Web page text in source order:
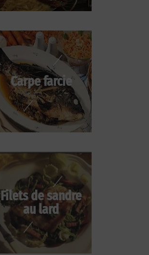
Carpe farcie
Filets de sandre
au lard